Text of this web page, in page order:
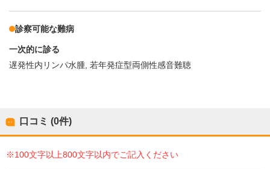
診察可能な難病
一次的に診る
遅発性内リンパ水腫 若年発症型両側性感音難聴
口コミ (0件)
※100文字以上800文字以内でご記入ください